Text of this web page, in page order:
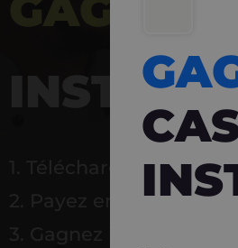
1. Téléchargez Carlo
2. Payez en magasin